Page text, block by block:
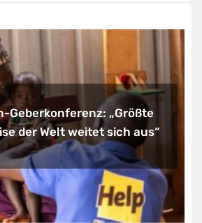
Geberkonferenz: „Größte
der Welt weitet sich aus“